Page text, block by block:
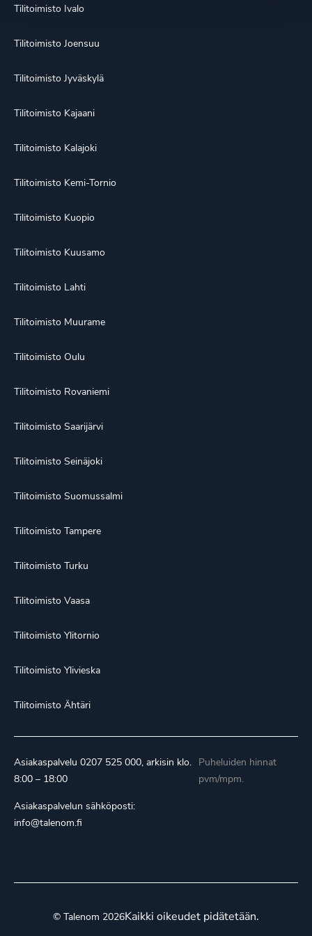
Tilitoimisto Ivalo
Tilitoimisto Joensuu
Tilitoimisto Jyväskylä
Tilitoimisto Kajaani
Tilitoimisto Kalajoki
Tilitoimisto Kemi-Tornio
Tilitoimisto Kuopio
Tilitoimisto Kuusamo
Tilitoimisto Lahti
Tilitoimisto Muurame
Tilitoimisto Oulu
Tilitoimisto Rovaniemi
Tilitoimisto Saarijärvi
Tilitoimisto Seinäjoki
Tilitoimisto Suomussalmi
Tilitoimisto Tampere
Tilitoimisto Turku
Tilitoimisto Vaasa
Tilitoimisto Ylitornio
Tilitoimisto Ylivieska
Tilitoimisto Ähtäri
Asiakaspalvelu 0207 525 000, arkisin klo.
8:00 – 18:00
Asiakaspalvelun sähköposti:
info@talenom.fi
Puheluiden hinnat
pvm/mpm.
© Talenom 2026Kaikki oikeudet pidätetään.